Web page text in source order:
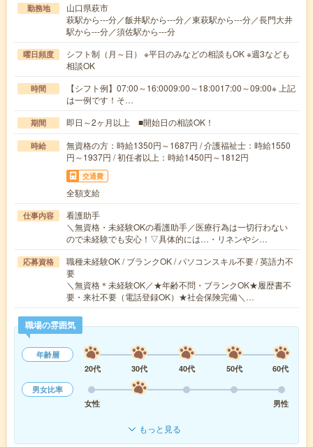
勤務地
山口県萩市
萩駅から---分／飯井駅から---分／東萩駅から---分／長門大井
駅から---分／須佐駅から---分
曜日頻度
シフト制（月～日） ※平日のみなどの相談もOK ※週3なども
相談OK
時間
【シフト例】07:00～16:0009:00～18:0017:00～09:00※ 上記
は一例です！そ…
期間 即日～2ヶ月以上 ■開始日の相談OK！
時給
無資格の方：時給1350円～1687円 / 介護福祉士：時給1550
円～1937円 / 初任者以上：時給1450円～1812円
交通費
全額支給
仕事内容
看護助手
＼無資格・未経験OKの看護助手／医療行為は一切行わない
ので未経験でも安心！▽具体的には…・リネンやシ…
応募資格
職種未経験OK / ブランクOK / パソコンスキル不要 / 英語力不
要
＼無資格＊未経験OK／★年齢不問・ブランクOK★履歴書不
要・来社不要（電話登録OK）★社会保険完備＼…
職場の雰囲気
年齢層
20代
30代 40代 50代
60代
男女比率
女性
男性
もっと見る